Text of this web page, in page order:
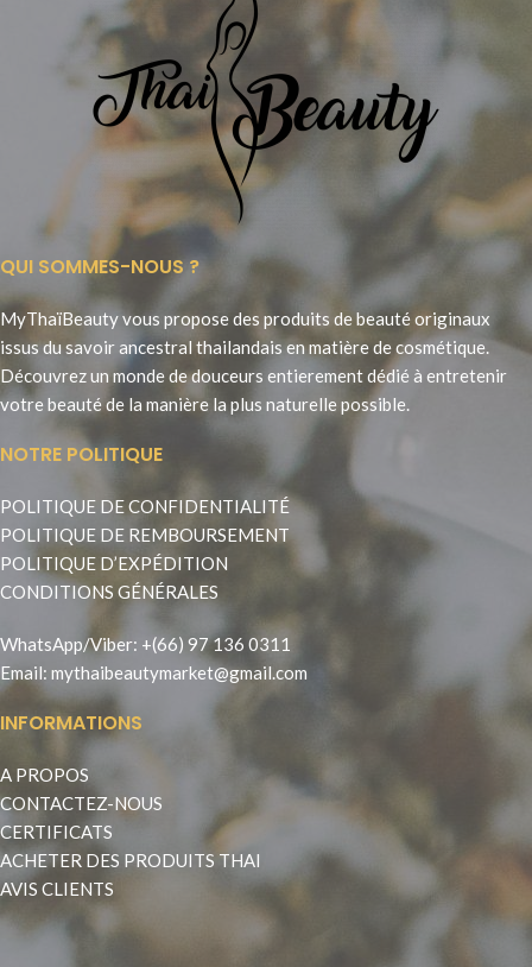
QUI SOMMES-NOUS ?
MyThaïBeauty vous propose des produits de beauté originaux
issus du savoir ancestral thailandais en matière de cosmétique.
Découvrez un monde de douceurs entierement dédié à entretenir
votre beauté de la manière la plus naturelle possible.
NOTRE POLITIQUE
POLITIQUE DE CONFIDENTIALITÉ
POLITIQUE DE REMBOURSEMENT
POLITIQUE D’EXPÉDITION
CONDITIONS GÉNÉRALES
WhatsApp/Viber: +(66) 97 136 0311
Email: mythaibeautymarket@gmail.com
INFORMATIONS
A PROPOS
CONTACTEZ-NOUS
CERTIFICATS
ACHETER DES PRODUITS THAI
AVIS CLIENTS